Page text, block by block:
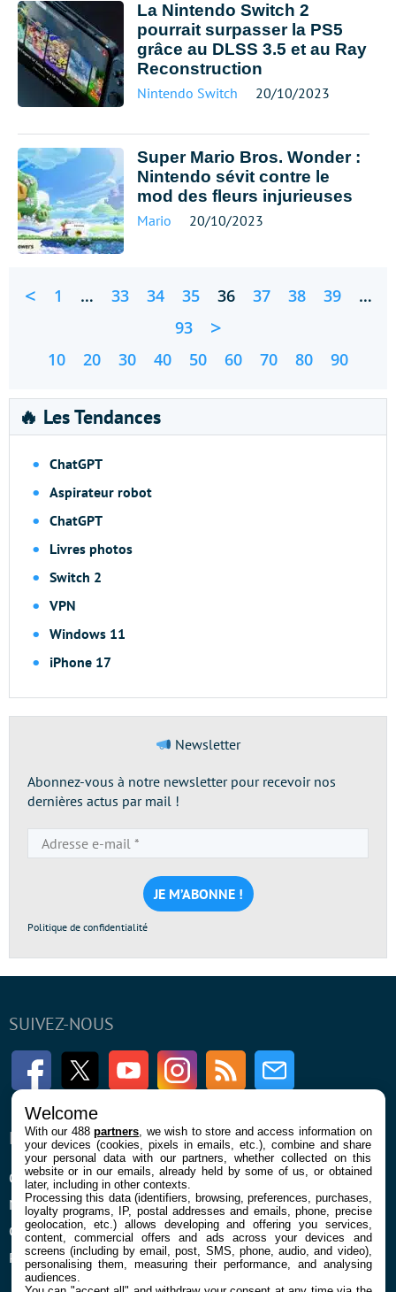
La Nintendo Switch 2
pourrait surpasser la PS5
grâce au DLSS 3.5 et au Ray
Reconstruction
Nintendo Switch 20/10/2023
Super Mario Bros. Wonder :
Nintendo sévit contre le
mod des fleurs injurieuses
Mario 20/10/2023
< 1 … 33 34 35 36 37 38 39
…
93
>
10 20 30 40 50 60 70 80 90
🔥 Les Tendances
ChatGPT
Aspirateur robot
ChatGPT
Livres photos
Switch 2
VPN
Windows 11
iPhone 17
Newsletter
Abonnez-vous à notre newsletter pour recevoir nos
dernières actus par mail !
e-
mail
*
Politique de confidentialité
SUIVEZ-NOUS
FacebookTwitter Youtube InstagramRSS Newsletter
ENTREPRISE
Qui sommes nous
Mentions légales et CGU
Confidentialité et Cookies
Préférences cookies
À PROPOS
La rédaction
Contact
Welcome
With our 488partners , we wish to store and access information on
your devices (cookies, pixels in emails, etc.), combine and share
your personal data with our partners, whether collected on this
website or in our emails, already held by some of us, or obtained
later, including in other contexts.
Processing this data (identifiers, browsing, preferences, purchases,
loyalty programs, IP, postal addresses and emails, phone, precise
geolocation, etc.) allows developing and offering you services,
content, commercial offers and ads across your devices and
screens (including by email, post, SMS, phone, audio, and video),
personalising them, measuring their performance, and analysing
audiences.